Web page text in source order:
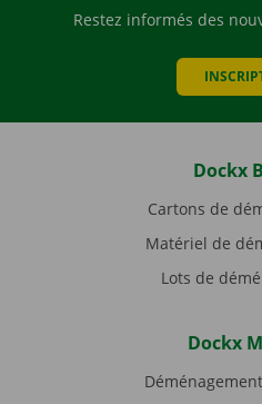
Restez informés des
Dockx
Cartons de
Matériel de
Lots de
Dockx